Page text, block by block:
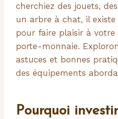
cherchiez des jouets,
un arbre à chat, il existe
pour faire plaisir à
porte-monnaie.
astuces et bonnes
des équipements
Pourquoi